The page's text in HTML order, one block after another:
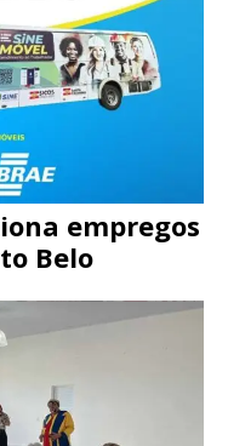
empregos
Belo